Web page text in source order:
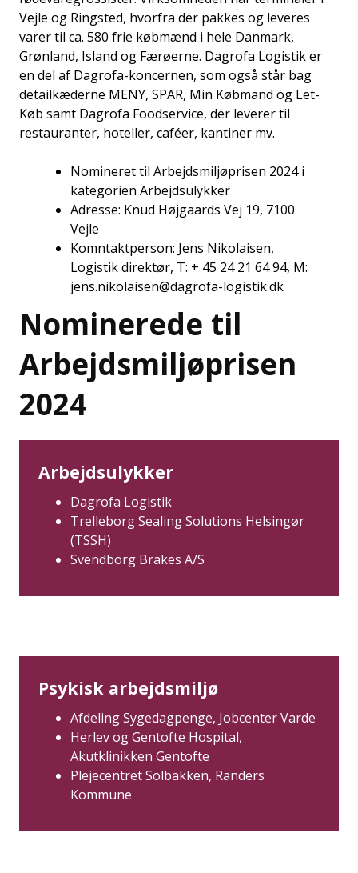
Vejle og Ringsted, hvorfra der pakkes og leveres
varer til ca. 580 frie købmænd i hele Danmark,
Grønland, Island og Færøerne. Dagrofa Logistik er
en del af Dagrofa-koncernen, som også står bag
detailkæderne MENY, SPAR, Min Købmand og Let-
Køb samt Dagrofa Foodservice, der leverer til
restauranter, hoteller, caféer, kantiner mv.
Nomineret til Arbejdsmiljøprisen 2024 i
kategorien Arbejdsulykker
Adresse: Knud Højgaards Vej 19, 7100
Vejle
Komntaktperson: Jens Nikolaisen,
Logistik direktør, T: + 45 24 21 64 94, M:
jens.nikolaisen@dagrofa-logistik.dk
Nominerede til
Arbejdsmiljøprisen
2024
Arbejdsulykker
Dagrofa Logistik
Trelleborg Sealing Solutions Helsingør
(TSSH)
Svendborg Brakes A/S
Psykisk arbejdsmiljø
Afdeling Sygedagpenge, Jobcenter Varde
Herlev og Gentofte Hospital,
Akutklinikken Gentofte
Plejecentret Solbakken, Randers
Kommune